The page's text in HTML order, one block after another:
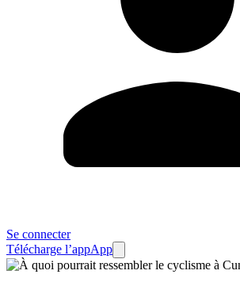
Se connecter
Télécharge l’appApp